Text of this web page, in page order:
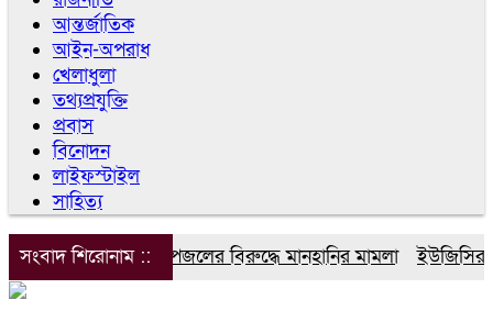
আন্তর্জাতিক
আইন-অপরাধ
খেলাধুলা
তথ্যপ্রযুক্তি
প্রবাস
বিনোদন
লাইফস্টাইল
সাহিত্য
সংবাদ শিরোনাম ::ডিপজলের বিরুদ্ধে মানহানির মামলা ইউজিসির